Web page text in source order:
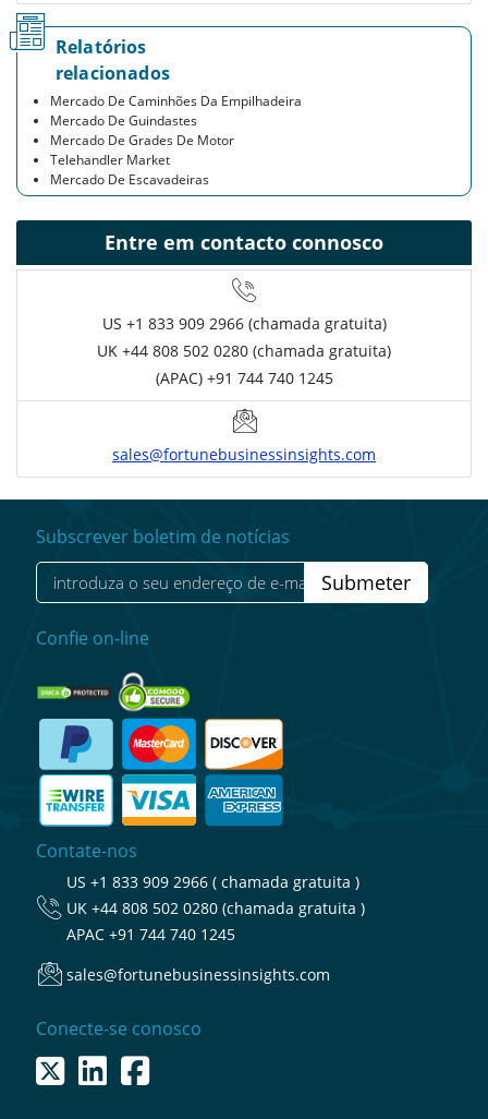
Relatórios
relacionados
Mercado De Caminhões Da Empilhadeira
Mercado De Guindastes
Mercado De Grades De Motor
Telehandler Market
Mercado De Escavadeiras
Entre em contacto connosco
US +1 833 909 2966 (chamada gratuita)
UK +44 808 502 0280 (chamada gratuita)
(APAC) +91 744 740 1245
sales@fortunebusinessinsights.com
Subscrever boletim de notícias
Submeter
Confie on-line
Contate-nos
US +1 833 909 2966 ( chamada gratuita )
UK +44 808 502 0280 (chamada gratuita )
APAC +91 744 740 1245
sales@fortunebusinessinsights.com
Conecte-se conosco